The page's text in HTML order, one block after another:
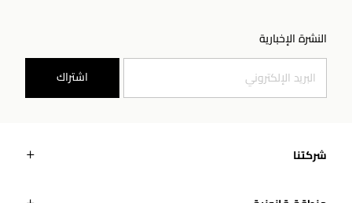
النشرة الإخبارية
اشتراك
شركتنا